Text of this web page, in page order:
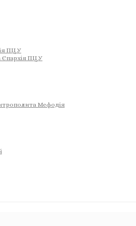
ПЦУ
Єпархія ПЦУ
Мефодія